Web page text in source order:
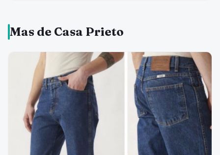
Mas de Casa Prieto